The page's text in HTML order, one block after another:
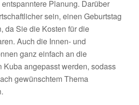
Planung. Darüber
sein, einen Geburtstag
da Sie die Kosten für die
Auch die Innen- und
ganz einfach an die
Kuba angepasst werden, sodass
gewünschtem Thema